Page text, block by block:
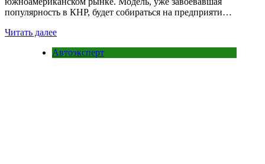
популярность в КНР, будет собираться на предприяти…
Читать далее
Автоэксперт